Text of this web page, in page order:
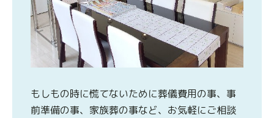
もしもの時に慌てないために葬儀費用の事、事
前準備の事、家族葬の事など、お気軽にご相談